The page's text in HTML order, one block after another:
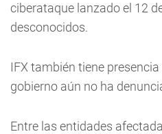
ciberataque lanzado el 12
desconocidos.
IFX también tiene presencia
gobierno aún no ha
Entre las entidades